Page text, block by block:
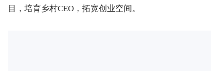
目，培育乡村CEO，拓宽创业空间。